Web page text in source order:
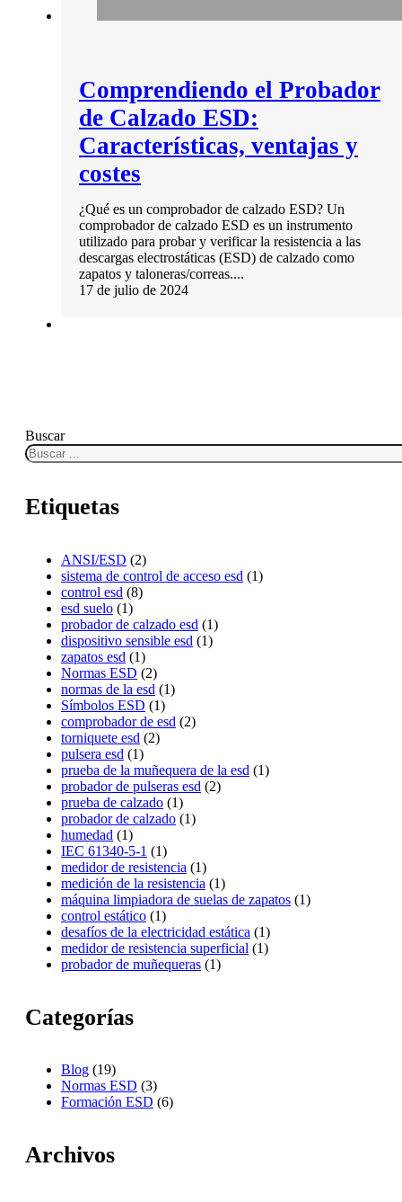
Comprendiendo el Probador
de Calzado ESD:
Características, ventajas y
costes
¿Qué es un comprobador de calzado ESD? Un
comprobador de calzado ESD es un instrumento
utilizado para probar y verificar la resistencia a las
descargas electrostáticas (ESD) de calzado como
zapatos y taloneras/correas....
17 de julio de 2024
Buscar
Etiquetas
ANSI/ESD (2)
sistema de control de acceso esd (1)
control esd (8)
esd suelo (1)
probador de calzado esd (1)
dispositivo sensible esd (1)
zapatos esd (1)
Normas ESD (2)
normas de la esd (1)
Símbolos ESD (1)
comprobador de esd (2)
torniquete esd (2)
pulsera esd (1)
prueba de la muñequera de la esd (1)
probador de pulseras esd (2)
prueba de calzado (1)
probador de calzado (1)
humedad (1)
IEC 61340-5-1 (1)
medidor de resistencia (1)
medición de la resistencia (1)
máquina limpiadora de suelas de zapatos (1)
control estático (1)
desafíos de la electricidad estática (1)
medidor de resistencia superficial (1)
probador de muñequeras (1)
Categorías
Blog (19)
Normas ESD (3)
Formación ESD (6)
Archivos